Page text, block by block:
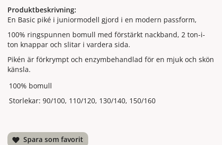
Produktbeskrivning:
En Basic piké i juniormodell gjord i en modern passform,
100% ringspunnen bomull med förstärkt nackband, 2 ton-i-
ton knappar och slitar i vardera sida.
Pikén är förkrympt och enzymbehandlad för en mjuk och skön
känsla.
100% bomull
Storlekar: 90/100, 110/120, 130/140, 150/160
Spara som favorit